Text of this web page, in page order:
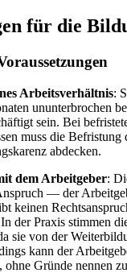
für die
Arbeitsverhältnis:
ununterbrochen
sein. Bei
muss die Befristung
abdecken.
dem Arbeitgeber:
— der
keinen
der Praxis stimmen
sie von der
kann der
Gründe nennen